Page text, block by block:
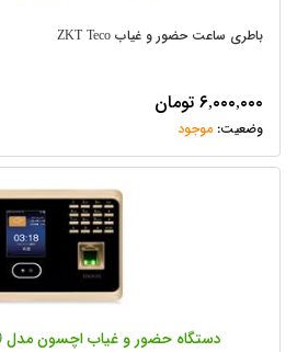
باطری ساعت حضور و غیاب ZKT Teco
۶,۰۰۰,۰۰۰ تومان
موجود
دستگاه حضور و غیاب اچسون مدل HSOON FFC 4380